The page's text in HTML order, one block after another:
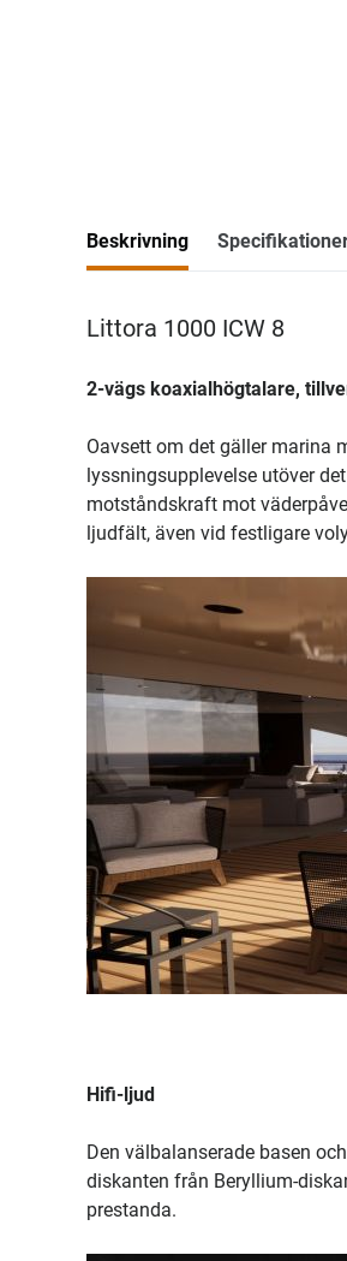
Beskrivning
Littora 1000 ICW 8
2-vägs koaxialhögtalare,
Oavsett om det gäller marina
lyssningsupplevelse utöver
motståndskraft mot
ljudfält, även vid festligare
Hifi-ljud
Den välbalanserade basen
diskanten från Beryllium-
prestanda.